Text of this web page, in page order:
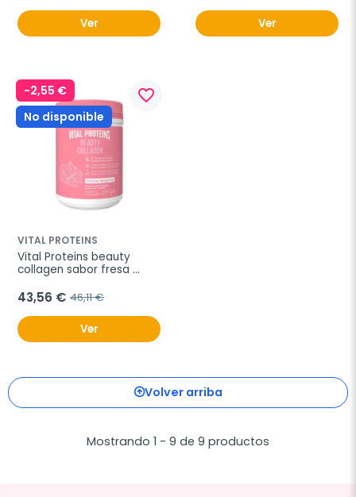
Ver Ver
-2,55 €
No disponible
favorite_border
VITAL PROTEINS
Vital Proteins beauty
collagen sabor fresa
43,56 € 46,11 €
Ver
Volver arriba
Mostrando 1 - 9 de 9 productos